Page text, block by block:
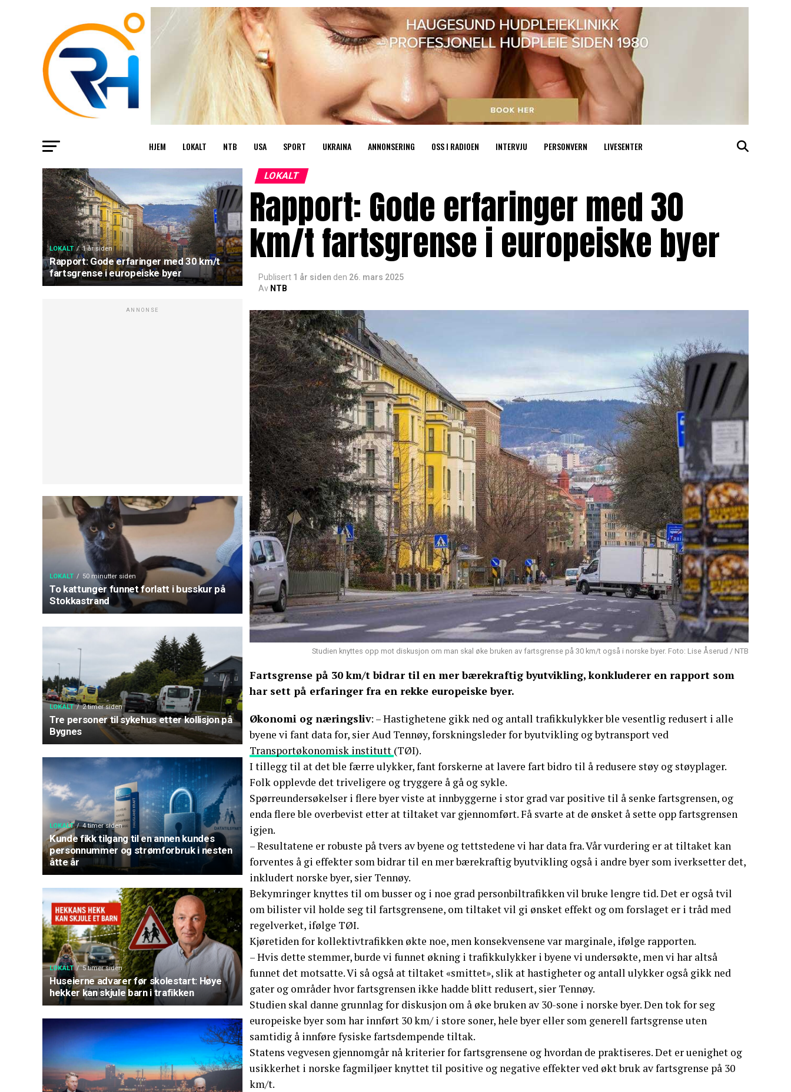
HJEM LOKALT NTB USA SPORT UKRAINA ANNONSERING OSS I RADIOEN INTERVJU PERSONVERN LIVESENTER
LOKALT 1 år siden
Rapport: Gode erfaringer med 30 km/t
fartsgrense i europeiske byer
ANNONSE
LOKALT 50 minutter siden
To kattunger funnet forlatt i busskur på
Stokkastrand
LOKALT 2 timer siden
Tre personer til sykehus etter kollisjon på
Bygnes
LOKALT 4 timer siden
Kunde fikk tilgang til en annen kundes
personnummer og strømforbruk i nesten
åtte år
LOKALT 5 timer siden
Huseierne advarer før skolestart: Høye
hekker kan skjule barn i trafikken
LOKALT
Rapport: Gode erfaringer med 30
km/t fartsgrense i europeiske byer
Publisert 1 år siden den 26. mars 2025
Av NTB
Studien knyttes opp mot diskusjon om man skal øke bruken av fartsgrense på 30 km/t også i norske byer. Foto: Lise Åserud / NTB
Fartsgrense på 30 km/t bidrar til en mer bærekraftig byutvikling, konkluderer en rapport som
har sett på erfaringer fra en rekke europeiske byer.
Økonomi og næringsliv: – Hastighetene gikk ned og antall trafikkulykker ble vesentlig redusert i alle
byene vi fant data for, sier Aud Tennøy, forskningsleder for byutvikling og bytransport ved
Transportøkonomisk institutt (TØI).
I tillegg til at det ble færre ulykker, fant forskerne at lavere fart bidro til å redusere støy og støyplager.
Folk opplevde det triveligere og tryggere å gå og sykle.
Spørreundersøkelser i flere byer viste at innbyggerne i stor grad var positive til å senke fartsgrensen, og
enda flere ble overbevist etter at tiltaket var gjennomført. Få svarte at de ønsket å sette opp fartsgrensen
igjen.
– Resultatene er robuste på tvers av byene og tettstedene vi har data fra. Vår vurdering er at tiltaket kan
forventes å gi effekter som bidrar til en mer bærekraftig byutvikling også i andre byer som iverksetter det,
inkludert norske byer, sier Tennøy.
Bekymringer knyttes til om busser og i noe grad personbiltrafikken vil bruke lengre tid. Det er også tvil
om bilister vil holde seg til fartsgrensene, om tiltaket vil gi ønsket effekt og om forslaget er i tråd med
regelverket, ifølge TØI.
Kjøretiden for kollektivtrafikken økte noe, men konsekvensene var marginale, ifølge rapporten.
– Hvis dette stemmer, burde vi funnet økning i trafikkulykker i byene vi undersøkte, men vi har altså
funnet det motsatte. Vi så også at tiltaket «smittet», slik at hastigheter og antall ulykker også gikk ned
gater og områder hvor fartsgrensen ikke hadde blitt redusert, sier Tennøy.
Studien skal danne grunnlag for diskusjon om å øke bruken av 30-sone i norske byer. Den tok for seg
europeiske byer som har innført 30 km/ i store soner, hele byer eller som generell fartsgrense uten
samtidig å innføre fysiske fartsdempende tiltak.
Statens vegvesen gjennomgår nå kriterier for fartsgrensene og hvordan de praktiseres. Det er uenighet og
usikkerhet i norske fagmiljøer knyttet til positive og negative effekter ved økt bruk av fartsgrense på 30
km/t.